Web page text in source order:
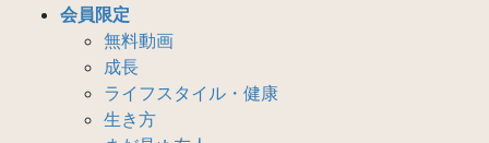
会員限定
無料動画
成長
ライフスタイル・健康
生き方